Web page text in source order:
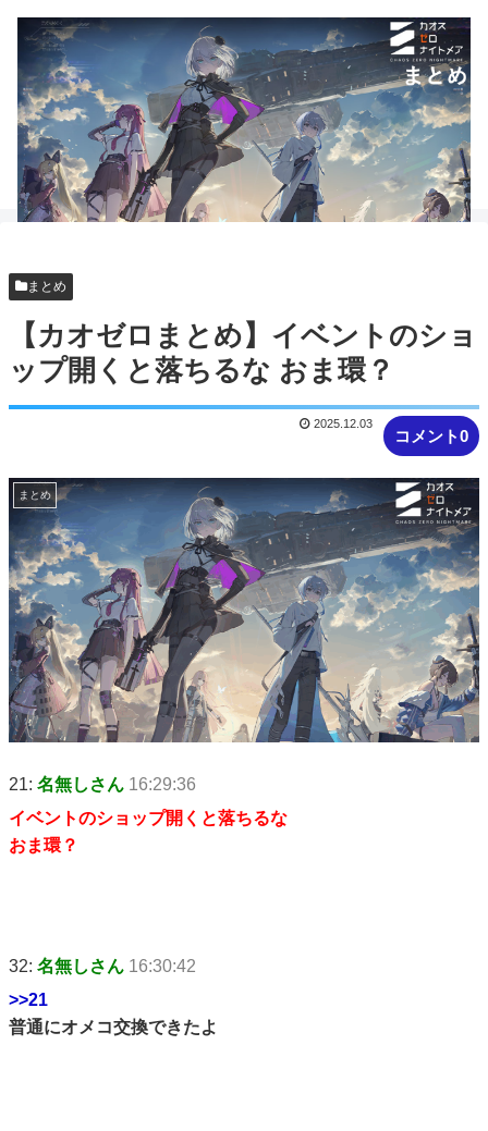
まとめ
【カオゼロまとめ】イベントのショ
ップ開くと落ちるな おま環？
コメント0
2025.12.03
まとめ
21: 名無しさん 16:29:36
イベントのショップ開くと落ちるな
おま環？
32: 名無しさん 16:30:42
>>21
普通にオメコ交換できたよ